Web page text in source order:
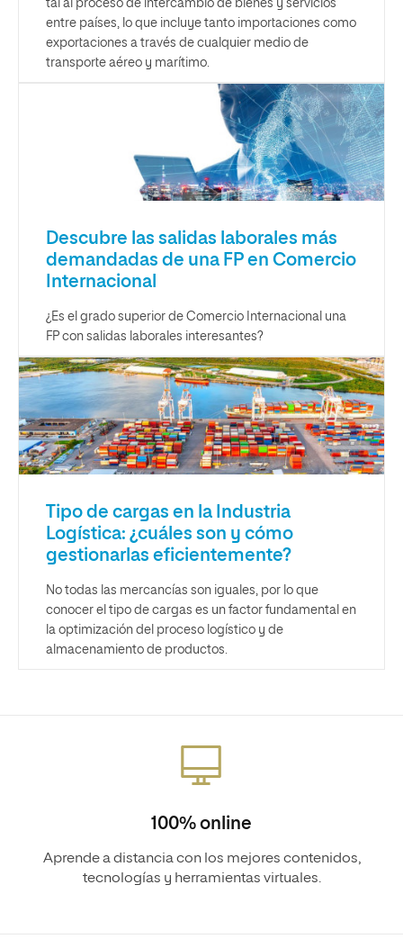
tal al proceso de intercambio de bienes y servicios
entre países, lo que incluye tanto importaciones como
exportaciones a través de cualquier medio de
transporte aéreo y marítimo.
Descubre las salidas laborales más
demandadas de una FP en Comercio
Internacional
¿Es el grado superior de Comercio Internacional una
FP con salidas laborales interesantes?
Tipo de cargas en la Industria
Logística: ¿cuáles son y cómo
gestionarlas eficientemente?
No todas las mercancías son iguales, por lo que
conocer el tipo de cargas es un factor fundamental en
la optimización del proceso logístico y de
almacenamiento de productos.
100% online
Aprende a distancia con los mejores contenidos,
tecnologías y herramientas virtuales.